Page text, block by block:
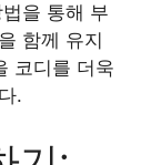
을 통해 부
함께 유지
코디를 더욱
.